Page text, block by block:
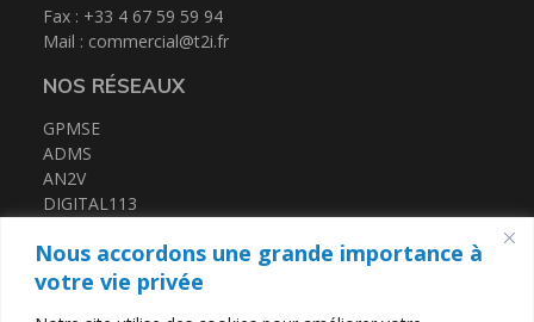
Nous accordons une grande importance à
votre vie privée
Fax : +33 4 67 59 59 94
Mail : commercial@t2i.fr
NOS RÉSEAUX
GPMSE
ADMS
AN2V
DIGITAL113
CERTIFICATIONS